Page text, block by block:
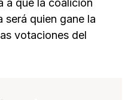
a que la coalición
será quien gane la
votaciones del